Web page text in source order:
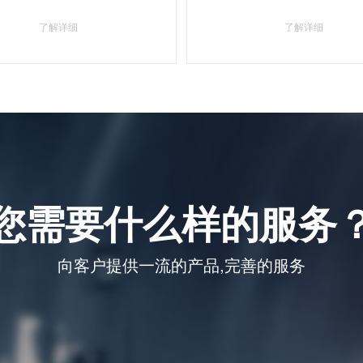
了解详细 了解详细
需要什么样的服务
向客户提供一流的产品,完善的服务